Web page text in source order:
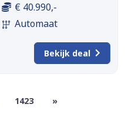
€ 40.990,-
Automaat
Bekijk deal
1423 »